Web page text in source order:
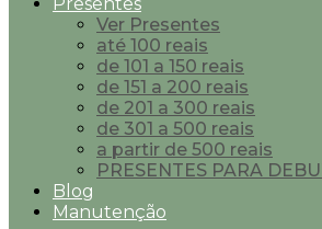
Ver Presentes
até 100 reais
de 101 a 150 reais
de 151 a 200 reais
de 201 a 300 reais
de 301 a 500 reais
a partir de 500 reais
PRESENTES PARA
Blog
Manutenção